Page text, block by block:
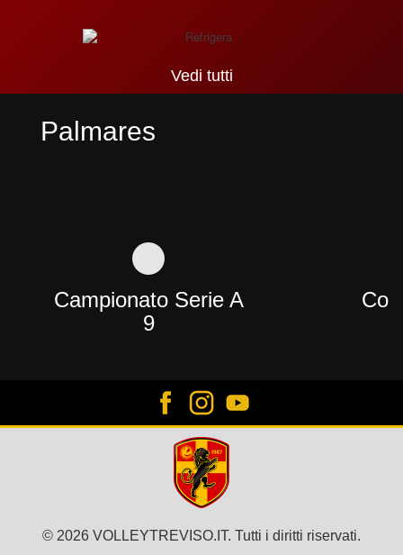
Vedi tutti
Palmares
Campionato Serie A
9
© 2026 VOLLEYTREVISO.IT. Tutti i diritti riservati.